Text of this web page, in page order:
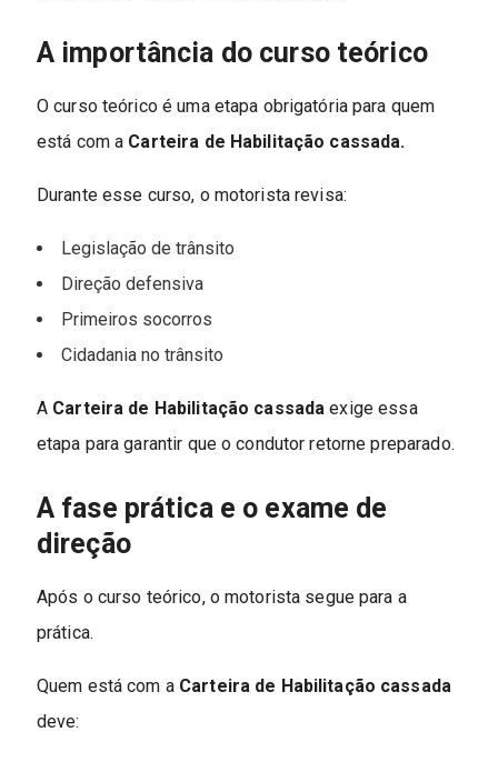
A importância do curso teórico
O curso teórico é uma etapa obrigatória para quem
está com a Carteira de Habilitação cassada.
Durante esse curso, o motorista revisa:
Legislação de trânsito
Direção defensiva
Primeiros socorros
Cidadania no trânsito
A Carteira de Habilitação cassada exige essa
etapa para garantir que o condutor retorne preparado.
A fase prática e o exame de
direção
Após o curso teórico, o motorista segue para a
prática.
Quem está com aCarteira de Habilitação cassada
deve: